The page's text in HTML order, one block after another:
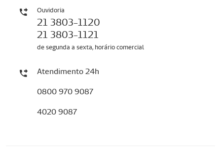
Ouvidoria
21 3803-1120
21 3803-1121
de segunda a sexta, horário comercial
Atendimento 24h
0800 970 9087
4020 9087